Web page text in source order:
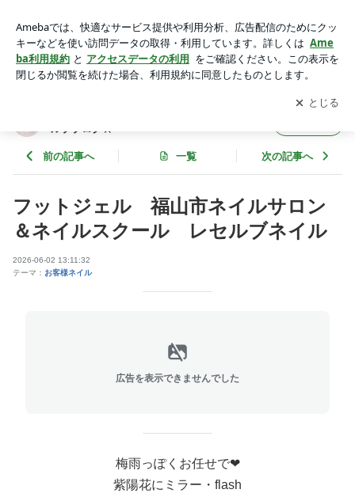
ルブブログ☆アプリをダウンロードして ブログの更新通知
を受け取りまし
ょう。
開く
ルブブログ☆
前の記事へ 一覧 次の記事へ
フットジェル 福山市ネイルサロン
＆ネイルスクール レセルブネイル
2026-06-02 13:11:32
テーマ： お客様ネイル
広告を表示できませんでした
梅雨っぽくお任せで❤
紫陽花にミラー・flash